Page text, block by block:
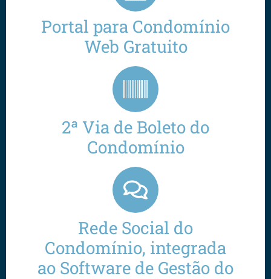
Portal para Condomínio
Web Gratuito
2ª Via de Boleto do
Condomínio
Rede Social do
Condomínio, integrada
ao Software de Gestão do